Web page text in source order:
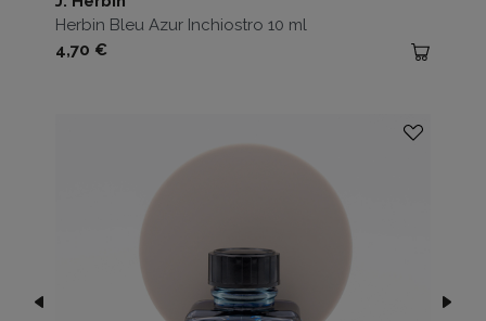
Herbin Bleu Azur Inchiostro 10 ml
Prezzo
4,70 €